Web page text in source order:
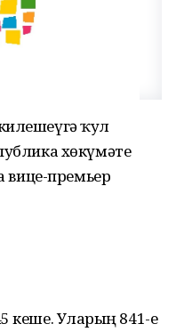
ҡул
хөкүмәте
премьер
кеше. Уларҙың 841-е